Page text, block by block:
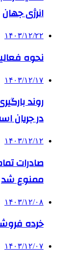
انرژی جهان
۱۴۰۳/۱۲/۲۲
نحوه
۱۴۰۳/۱۲/۱۷
روند
در جریان
۱۴۰۳/۱۲/۱۲
صادرات
ممنوع شد
۱۴۰۳/۱۲/۰۸
خرده فروشی
۱۴۰۳/۱۲/۰۷